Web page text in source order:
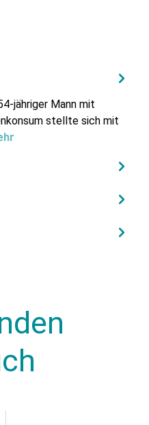
jähriger Mann mit
stellte sich mit